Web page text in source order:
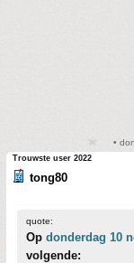
•
Trouwste user 2022
tong80
quote:
Op donderdag 10
volgende: